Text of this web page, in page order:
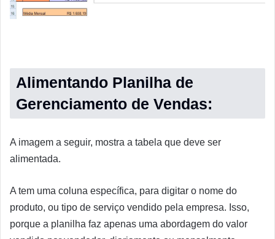
Alimentando Planilha de
Gerenciamento de Vendas:
A imagem a seguir, mostra a tabela que deve ser
alimentada.
A tem uma coluna específica, para digitar o nome do
produto, ou tipo de serviço vendido pela empresa. Isso,
porque a planilha faz apenas uma abordagem do valor